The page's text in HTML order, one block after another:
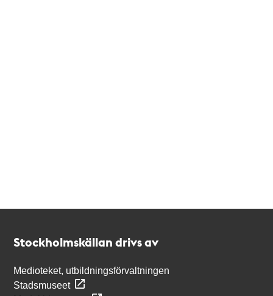
Stockholmskällan drivs av
Medioteket, utbildningsförvaltningen
Stadsmuseet